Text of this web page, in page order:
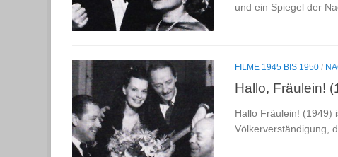
und ein Spiegel der
FILME 1945 BIS 1950 /
Hallo, Fräulein!
Hallo Fräulein! (1949)
Völkerverständigung,